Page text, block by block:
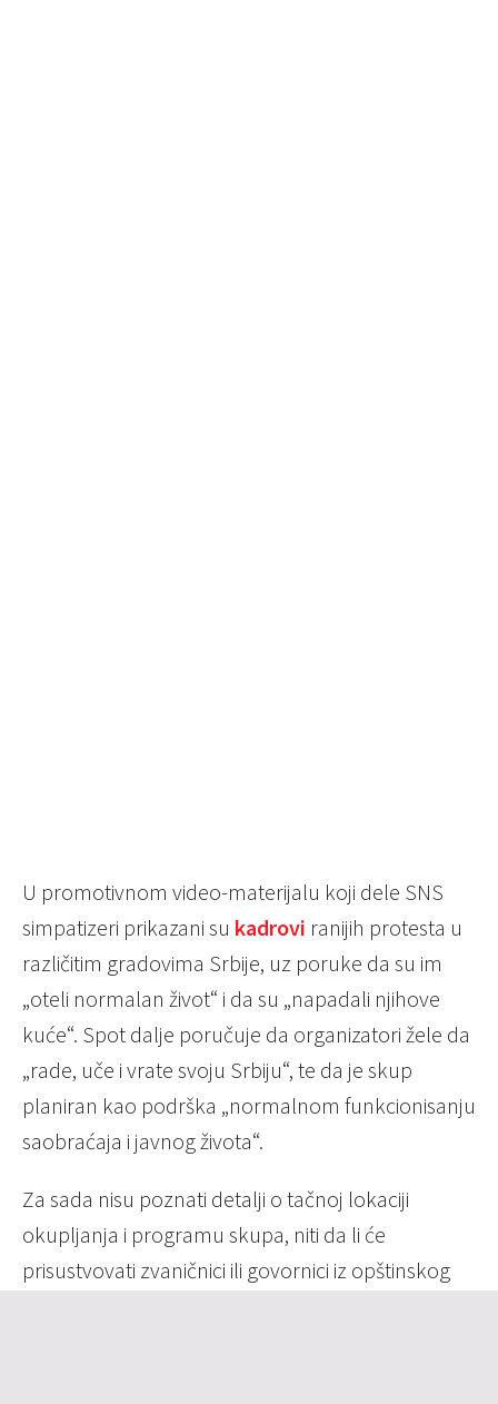
U promotivnom video-materijalu koji dele SNS
simpatizeri prikazani su kadrovi ranijih protesta u
različitim gradovima Srbije, uz poruke da su im
„oteli normalan život“ i da su „napadali njihove
kuće“. Spot dalje poručuje da organizatori žele da
„rade, uče i vrate svoju Srbiju“, te da je skup
planiran kao podrška „normalnom funkcionisanju
saobraćaja i javnog života“.
Za sada nisu poznati detalji o tačnoj lokaciji
okupljanja i programu skupa, niti da li će
prisustvovati zvaničnici ili govornici iz opštinskog